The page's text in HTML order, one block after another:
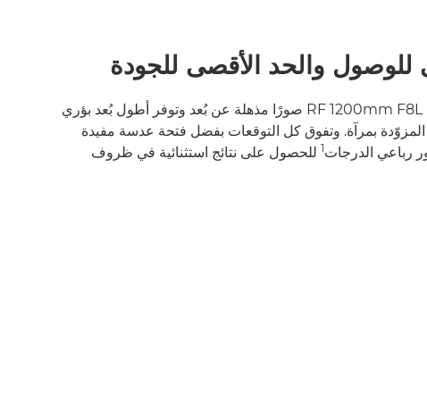
للوصول والحد الأقصى للجودة
تقدم عدسة RF 1200mm F8L IS USM صورًا مذهلة عن بُعد وتوفر أطول بُعد بؤري
المزوّدة بمرآة. وتفوق كل التوقعات بفضل فتحة عدسة مفيدة
1 للحصول على نتائج استثنائية في ظروف